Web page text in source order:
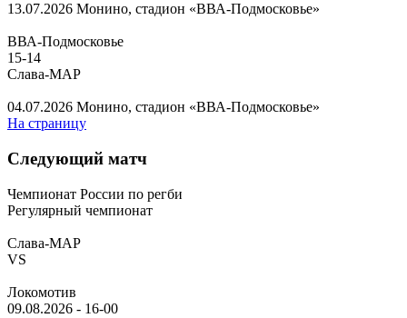
13.07.2026 Монино, стадион «ВВА-Подмосковье»
ВВА-Подмосковье
15-14
Слава-МАР
04.07.2026 Монино, стадион «ВВА-Подмосковье»
На страницу
Следующий матч
Чемпионат России по регби
Регулярный чемпионат
Слава-МАР
VS
Локомотив
09.08.2026 - 16-00